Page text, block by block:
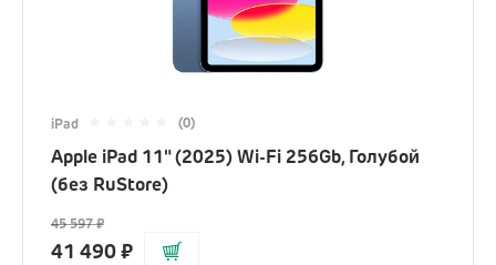
iPad (0)
Apple iPad 11" (2025) Wi-Fi 256Gb, Голубой
(без RuStore)
45 597₽
41 490₽